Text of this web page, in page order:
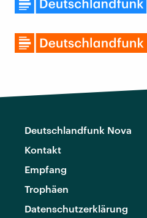
Deutschlandfunk Nova
Kontakt
Empfang
Trophäen
Datenschutzerklärung